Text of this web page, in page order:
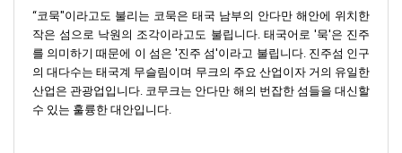
“코묵"이라고도 불리는 코묵은 태국 남부의 안다만 해안에 위치한
작은 섬으로 낙원의 조각이라고도 불립니다. 태국어로 '묵'은 진주
를 의미하기 때문에 이 섬은 '진주 섬'이라고 불립니다. 진주섬 인구
의 대다수는 태국계 무슬림이며 무크의 주요 산업이자 거의 유일한
산업은 관광업입니다. 코무크는 안다만 해의 번잡한 섬들을 대신할
수 있는 훌륭한 대안입니다.